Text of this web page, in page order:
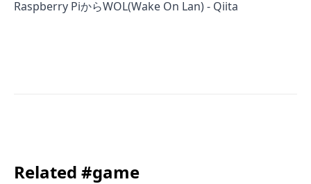
Raspberry PiからWOL(Wake On Lan) - Qiita
Related #game